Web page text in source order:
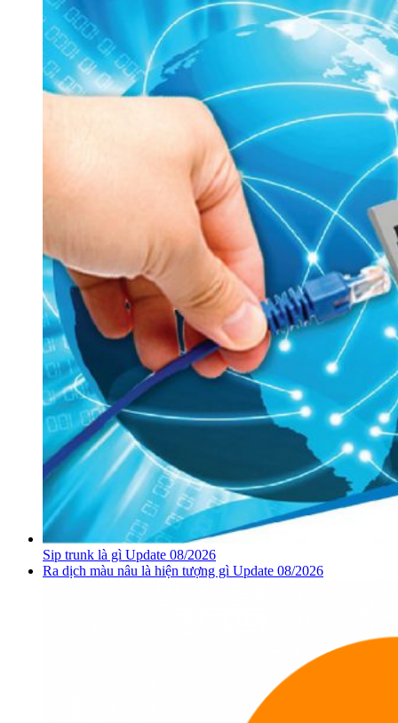
Sip trunk là gì Update 08/2026
Ra dịch màu nâu là hiện tượng gì Update 08/2026